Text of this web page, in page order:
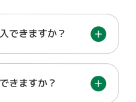
できますか？
きますか？